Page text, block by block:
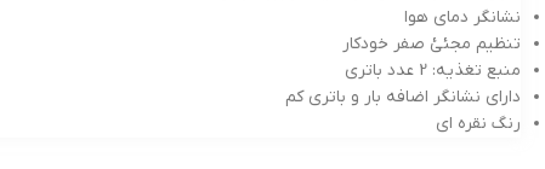
نشانگر دمای هوا
تنظیم مجئئ صفر خودکار
منبع تغذیه: 2 عدد باتری
دارای نشانگر اضافه بار و باتری کم
رنگ نقره ای